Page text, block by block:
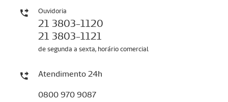
Ouvidoria
21 3803-1120
21 3803-1121
de segunda a sexta, horário comercial
Atendimento 24h
0800 970 9087